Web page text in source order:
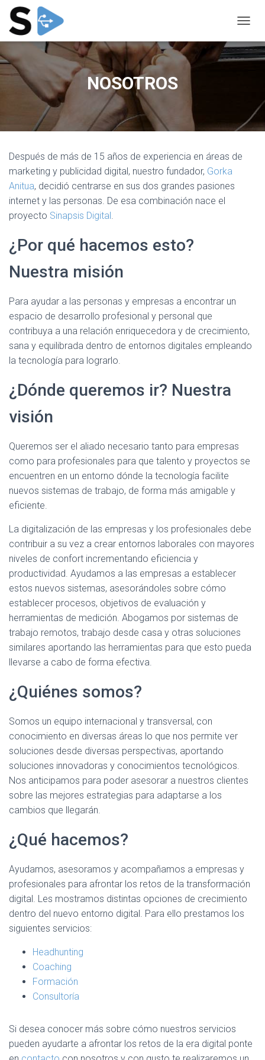
A
M
B
O
D
NOSOTROS
Después de más de 15 años de experiencia en áreas de
marketing y publicidad digital, nuestro fundador, Gorka
Anitua, decidió centrarse en sus dos grandes pasiones
internet y las personas. De esa combinación nace el
proyecto Sinapsis Digital.
¿Por qué hacemos esto?
Nuestra misión
Para ayudar a las personas y empresas a encontrar un
espacio de desarrollo profesional y personal que
contribuya a una relación enriquecedora y de crecimiento,
sana y equilibrada dentro de entornos digitales empleando
la tecnología para lograrlo.
¿Dónde queremos ir? Nuestra
visión
Queremos ser el aliado necesario tanto para empresas
como para profesionales para que talento y proyectos se
encuentren en un entorno dónde la tecnología facilite
nuevos sistemas de trabajo, de forma más amigable y
eficiente.
La digitalización de las empresas y los profesionales debe
contribuir a su vez a crear entornos laborales con mayores
niveles de confort incrementando eficiencia y
productividad. Ayudamos a las empresas a establecer
estos nuevos sistemas, asesorándoles sobre cómo
establecer procesos, objetivos de evaluación y
herramientas de medición. Abogamos por sistemas de
trabajo remotos, trabajo desde casa y otras soluciones
similares aportando las herramientas para que esto pueda
llevarse a cabo de forma efectiva.
¿Quiénes somos?
Somos un equipo internacional y transversal, con
conocimiento en diversas áreas lo que nos permite ver
soluciones desde diversas perspectivas, aportando
soluciones innovadoras y conocimientos tecnológicos.
Nos anticipamos para poder asesorar a nuestros clientes
sobre las mejores estrategias para adaptarse a los
cambios que llegarán.
¿Qué hacemos?
Ayudamos, asesoramos y acompañamos a empresas y
profesionales para afrontar los retos de la transformación
digital. Les mostramos distintas opciones de crecimiento
dentro del nuevo entorno digital. Para ello prestamos los
siguientes servicios:
Headhunting
Coaching
Formación
Consultoría
Si desea conocer más sobre cómo nuestros servicios
pueden ayudarte a afrontar los retos de la era digital ponte